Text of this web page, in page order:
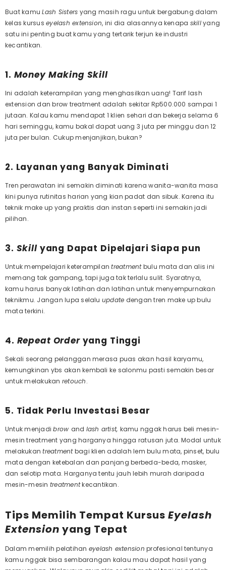
Buat kamuLash Sisters yang masih ragu untuk bergabung dalam
kelas kursuseyelash extension, ini dia alasannya kenapa skillyang
satu ini penting buat kamu yang tertarik terjun ke industri
kecantikan.
1. Money Making Skill
Ini adalah keterampilan yang menghasilkan uang! Tarif lash
extension dan brow treatment adalah sekitar Rp500.000 sampai 1
jutaan. Kalau kamu mendapat 1 klien sehari dan bekerja selama 6
hari seminggu, kamu bakal dapat uang 3 juta per minggu dan 12
juta per bulan. Cukup menjanjikan, bukan?
2. Layanan yang Banyak Diminati
Tren perawatan ini semakin diminati karena wanita-wanita masa
kini punya rutinitas harian yang kian padat dan sibuk. Karena itu
teknik make up yang praktis dan instan seperti ini semakin jadi
pilihan.
3. Skillyang Dapat Dipelajari Siapa pun
Untuk mempelajari keterampilantreatmentbulu mata dan alis ini
memang tak gampang, tapi juga tak terlalu sulit. Syaratnya,
kamu harus banyak latihan dan latihan untuk menyempurnakan
teknikmu. Jangan lupa selalu update dengan tren make up bulu
mata terkini.
4. Repeat Orderyang Tinggi
Sekali seorang pelanggan merasa puas akan hasil karyamu,
kemungkinan ybs akan kembali ke salonmu pasti semakin besar
untuk melakukan retouch.
5. Tidak Perlu Investasi Besar
Untuk menjadibrow and lash artist, kamu nggak harus beli mesin-
mesin treatment yang harganya hingga ratusan juta. Modal untuk
melakukantreatmentbagi klien adalah lem bulu mata, pinset, bulu
mata dengan ketebalan dan panjang berbeda-beda, masker,
dan selotip mata. Harganya tentu jauh lebih murah daripada
mesin-mesin treatmentkecantikan.
Tips Memilih Tempat Kursus Eyelash
Extension yang Tepat
Dalam memilihpelatihan eyelash extension profesional tentunya
kamu nggak bisa sembarangan kalau mau dapat hasil yang